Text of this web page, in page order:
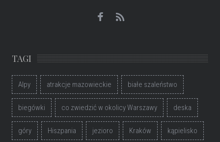
TAGI
Alpy atrakcje mazowieckie białe szaleństwo
biegówki co zwiedzić w okolicy Warszawy deska
góry Hiszpania jezioro Kraków kąpielisko